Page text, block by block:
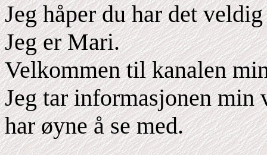
Jeg håper du har det
Jeg er Mari.
Velkommen til kanalen
Jeg tar informasjonen
har øyne å se med.